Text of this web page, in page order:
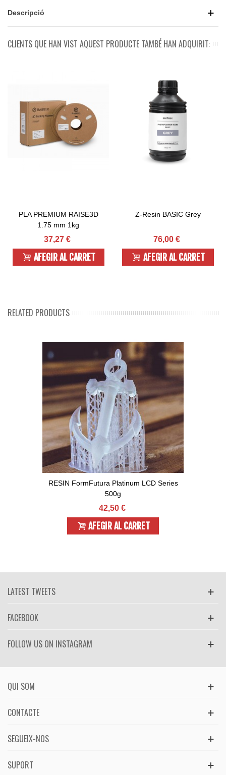
Descripció
CLIENTS QUE HAN VIST AQUEST PRODUCTE TAMBÉ HAN ADQUIRIT:
PLA PREMIUM RAISE3D
1.75 mm 1kg
37,27 €
AFEGIR AL CARRET
Z-Resin BASIC Grey
76,00 €
AFEGIR AL CARRET
RELATED PRODUCTS
RESIN FormFutura Platinum LCD Series
500g
42,50 €
AFEGIR AL CARRET
LATEST TWEETS
FACEBOOK
FOLLOW US ON INSTAGRAM
QUI SOM
CONTACTE
SEGUEIX-NOS
SUPORT